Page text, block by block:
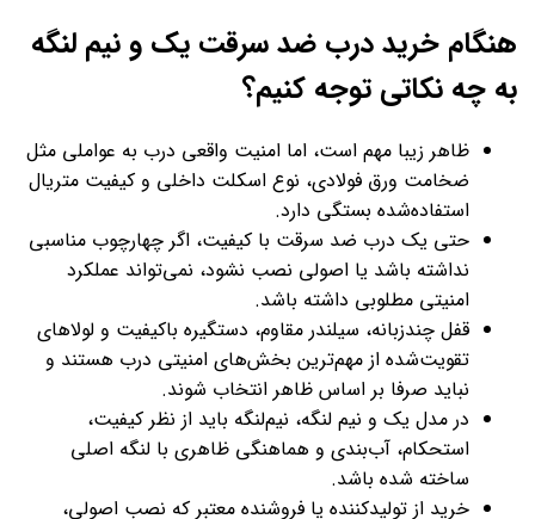
هنگام خرید درب ضد سرقت یک و نیم لنگه
به چه نکاتی توجه کنیم؟
ظاهر زیبا مهم است، اما امنیت واقعی درب به عواملی مثل
ضخامت ورق فولادی، نوع اسکلت داخلی و کیفیت متریال
استفاده‌شده بستگی دارد.
حتی یک درب ضد سرقت با کیفیت، اگر چهارچوب مناسبی
نداشته باشد یا اصولی نصب نشود، نمی‌تواند عملکرد
امنیتی مطلوبی داشته باشد.
قفل چندزبانه، سیلندر مقاوم، دستگیره باکیفیت و لولاهای
تقویت‌شده از مهم‌ترین بخش‌های امنیتی درب هستند و
نباید صرفا بر اساس ظاهر انتخاب شوند.
در مدل یک و نیم لنگه، نیم‌لنگه باید از نظر کیفیت،
استحکام، آب‌بندی و هماهنگی ظاهری با لنگه اصلی
ساخته شده باشد.
خرید از تولیدکننده یا فروشنده معتبر که نصب اصولی،